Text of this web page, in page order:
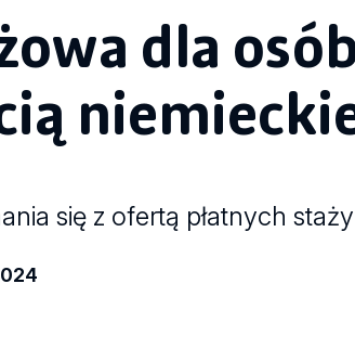
dla
się z ofertą płatnych